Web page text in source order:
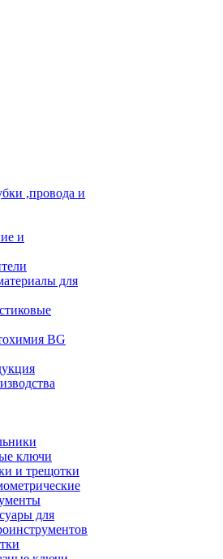
,провода и
и
для
BG
ключи
и трещотки
для